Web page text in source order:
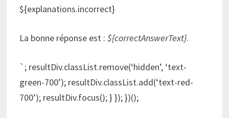
${explanations.incorrect}
La bonne réponse est :${correctAnswerText}.
`; resultDiv.classList.remove(‘hidden’, ‘text-
green-700’); resultDiv.classList.add(‘text-red-
700’); resultDiv.focus(); } }); })();